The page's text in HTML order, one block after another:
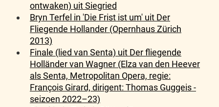
ontwaken) uit Siegried
Bryn Terfel in 'Die Frist ist um' uit Der
Fliegende Hollander (Opernhaus Zürich
2013)
Finale (lied van Senta) uit Der fliegende
Holländer van Wagner (Elza van den Heever
als Senta, Metropolitan Opera, regie:
François Girard, dirigent: Thomas Guggeis -
seizoen 2022–23)